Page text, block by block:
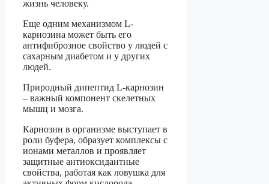
жизнь человеку.
Еще одним механизмом L-
карнозина может быть его
антифиброзное свойство у людей с
сахарным диабетом и у других
людей.
Природный дипептид L-карнозин
– важный компонент скелетных
мышц и мозга.
Карнозин в организме выступает в
роли буфера, образует комплексы с
ионами металлов и проявляет
защитные антиоксидантные
свойства, работая как ловушка для